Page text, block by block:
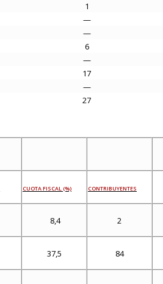
1
—
—
6
—
17
—
27
CUOTA FISCAL (%) CONTRIBUYENTES
8,4 2
37,5 84